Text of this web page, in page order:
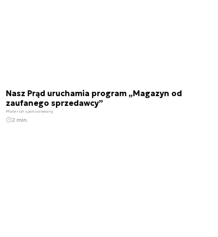
Nasz Prąd uruchamia program „Magazyn od
zaufanego sprzedawcy”
Materiał sponsorowany
2 min.